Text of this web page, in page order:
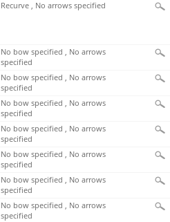
Recurve , No arrows specified
No bow specified , No arrows
specified
No bow specified , No arrows
specified
No bow specified , No arrows
specified
No bow specified , No arrows
specified
No bow specified , No arrows
specified
No bow specified , No arrows
specified
No bow specified , No arrows
specified